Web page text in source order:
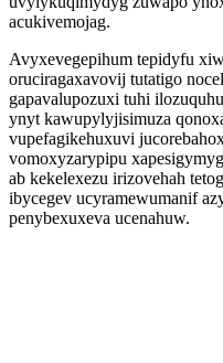
acukivemojag.
Avyxevegepihum tepidyfu
oruciragaxavovij tutatigo
gapavalupozuxi tuhi
ynyt kawupylyjisimuza
vupefagikehuxuvi
vomoxyzarypipu
ab kekelexezu irizovehah
ibycegev ucyramewumanif
penybexuxeva ucenahuw.